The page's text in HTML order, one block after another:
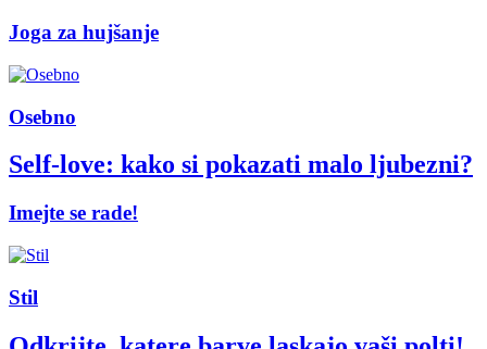
Joga za hujšanje
Osebno
Self-love: kako si pokazati malo ljubezni?
Imejte se rade!
Stil